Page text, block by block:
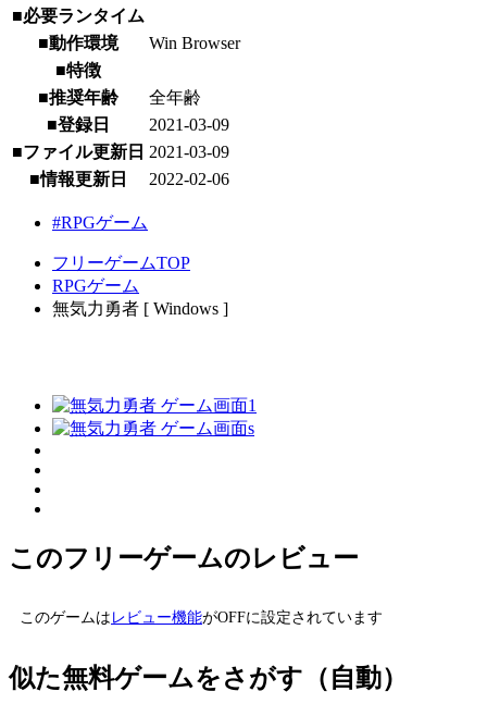
■必要ランタイム
■動作環境
Win Browser
■特徴
■推奨年齢
全年齢
■登録日
2021-03-09
■ファイル更新日 2021-03-09
■情報更新日
2022-02-06
#RPGゲーム
フリーゲームTOP
RPGゲーム
無気力勇者 [ Windows ]
このフリーゲームのレビュー
このゲームは レビュー機能がOFFに設定されています
似た無料ゲームをさがす（自動）